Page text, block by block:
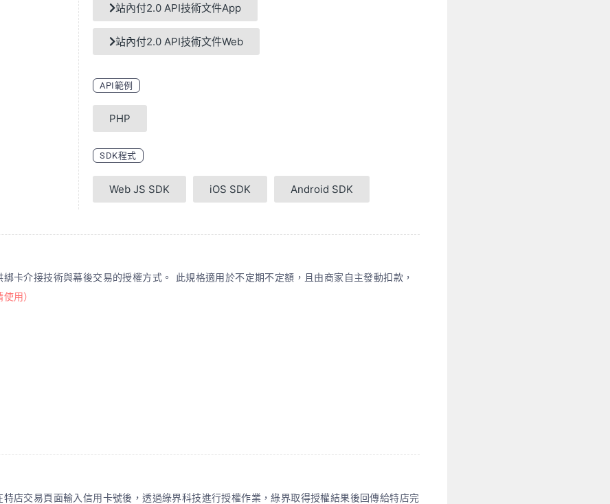
站內付2.0 API技術文件App
站內付2.0 API技術文件Web
API範例
PHP
SDK程式
Web JS SDK iOS SDK Android SDK
卡介接技術與幕後交易的授權方式。 此規格適用於不定期不定額，且由商家自主發動扣款，
用）
店交易頁面輸入信用卡號後，透過綠界科技進行授權作業，綠界取得授權結果後回傳給特店完